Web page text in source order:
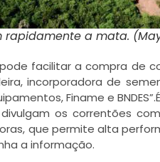
rapidamente a mata.
facilitar a compra de
incorporadora de
Finame e
os correntões
que permite alta
a informação.